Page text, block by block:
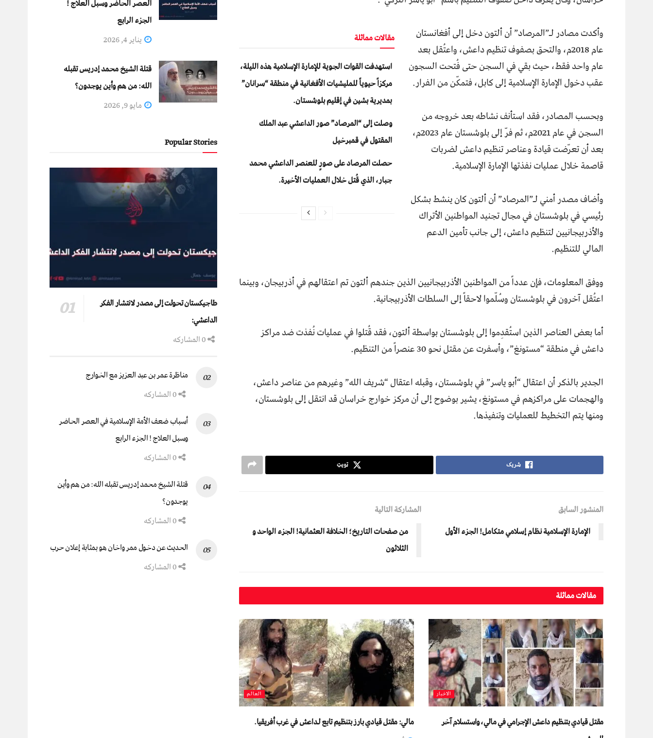
مقالات مماثلة
استهدفت القوات الجوية للإمارة الإسلامية هذه الليلة،
مركزاً حيوياً للمليشيات الأفغانية في منطقة “سرانان”
بمديرية بشين في إقليم بلوشستان.
وصلت إلى “المرصاد” صور الداعشي عبد الملك
المقتول في قمبرخيل
حصلت المرصاد على صورٍ للعنصر الداعشي محمد
جبار، الذي قُتل خلال العمليات الأخيرة.
وأكدت مصادر لـ”المرصاد” أن ألتون دخل إلى أفغانستان
عام 2018م، والتحق بصفوف تنظيم داعش، واعتُقل بعد
عام واحد فقط، حيث بقي في السجن حتى فُتحت السجون
عقب دخول الإمارة الإسلامية إلى كابل، فتمكّن من الفرار.
وبحسب المصادر، فقد استأنف نشاطه بعد خروجه من
السجن في عام 2021م، ثم فرّ إلى بلوشستان عام 2023م،
بعد أن تعرّضت قيادة وعناصر تنظيم داعش لضربات
قاصمة خلال عمليات نفذتها الإمارة الإسلامية.
وأضاف مصدر أمني لـ”المرصاد” أن ألتون كان ينشط بشكل
رئيسي في بلوشستان في مجال تجنيد المواطنين الأتراك
والأذربيجانيين لتنظيم داعش، إلى جانب تأمين الدعم
المالي للتنظيم.
ووفق المعلومات، فإن عدداً من المواطنين الأذربيجانيين الذين جندهم ألتون تم اعتقالهم في أذربيجان، وبينما
اعتُقل آخرون في بلوشستان وسُلّموا لاحقاً إلى السلطات الأذربيجانية.
أما بعض العناصر الذين استُقدِموا إلى بلوشستان بواسطة ألتون، فقد قُتلوا في عمليات نُفذت ضد مراكز
داعش في منطقة “مستونغ”، وأسفرت عن مقتل نحو 30 عنصراً من التنظيم.
الجدير بالذكر أن اعتقال “أبو ياسر” في بلوشستان، وقبله اعتقال “شريف الله” وغيرهم من عناصر داعش،
والهجمات على مراكزهم في مستونغ، يشير بوضوح إلى أن مركز خوارج خراسان قد انتقل إلى بلوشستان،
ومنها يتم التخطيط للعمليات وتنفيذها.
شریک ټویټ
المنشور السابق
الإمارة الإسلامية نظام إسلامي متكامل! الجزء الأول
المشاركة التالية
من صفحات التاريخ؛ الخلافة العثمانية! الجزء الواحد و
الثلاثون
مقالات مماثلة
الاخبار
مقتل قيادي بتنظيم داعش الإجرامي في مالي، واستسلام آخر
العالم
مالي: مقتل قيادي بارز بتنظيم تابع لـداعش في غرب أفريقيا.
العصر الحاضر وسبل العلاج !
الجزء الرابع
يناير 4, 2026
قتلة الشيخ محمد إدريس تقبله
الله: من هم وأين يوجدون؟
مايو 9, 2026
Popular Stories
طاجيكستان تحولت إلى مصدر لانتشار الفكر
الداعشي:
مناظرة عمر بن عبد العزيز مع الخوارج
أسباب ضعف الأمة الإسلامية في العصر الحاضر
وسبل العلاج ! الجزء الرابع
قتلة الشيخ محمد إدريس تقبله الله: من هم وأين
يوجدون؟
الحديث عن دخول ممر واخان هو بمثابة إعلان حرب